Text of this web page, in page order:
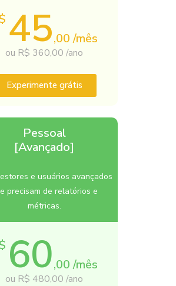
45,00 /mês
ou R$ 360,00 /ano
Experimente grátis
Pessoal
[Avançado]
e usuários avançados
precisam de relatórios e
métricas.
60,00 /mês
ou R$ 480,00 /ano